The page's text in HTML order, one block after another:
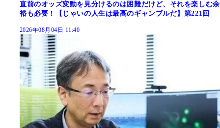
直前のオッズ変動を見分けるのは困難だけど、それを楽しむ余
裕も必要！【じゃいの人生は最高のギャンブルだ】第221回
2026年08月04日 11:40